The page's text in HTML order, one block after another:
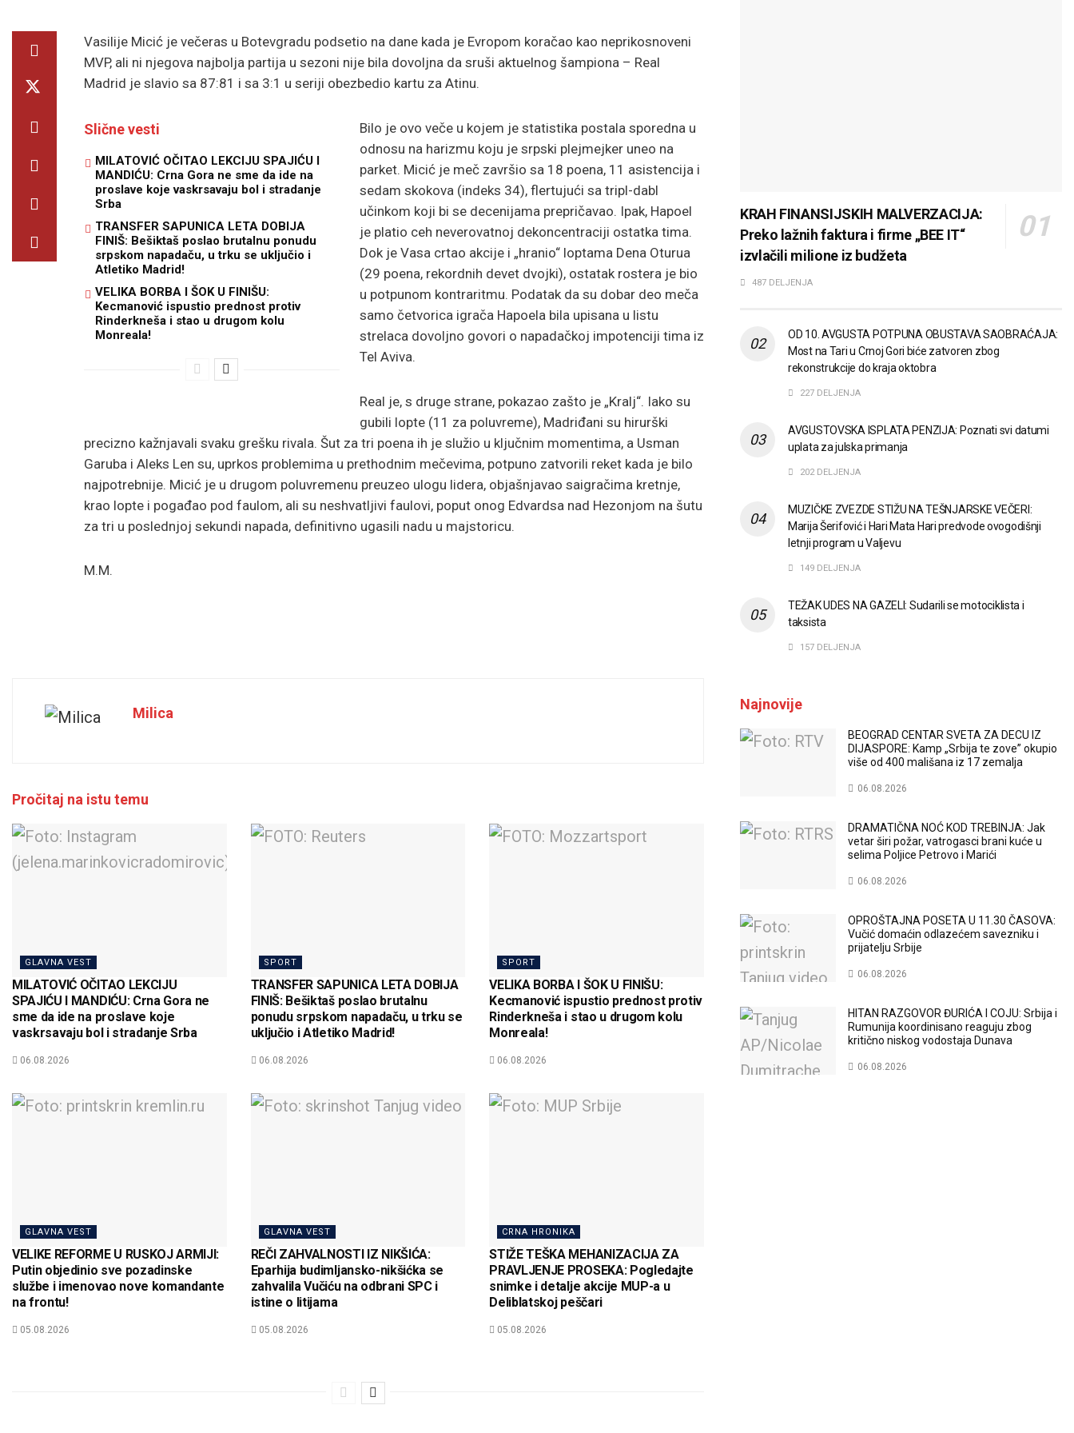
Vasilije Micić je večeras u Botevgradu podsetio na dane kada je Evropom koračao kao neprikosnoveni
MVP, ali ni njegova najbolja partija u sezoni nije bila dovoljna da sruši aktuelnog šampiona – Real
Madrid je slavio sa 87:81 i sa 3:1 u seriji obezbedio kartu za Atinu.
Slične vesti
MILATOVIĆ OČITAO LEKCIJU SPAJIĆU I
MANDIĆU: Crna Gora ne sme da ide na
proslave koje vaskrsavaju bol i stradanje
Srba
TRANSFER SAPUNICA LETA DOBIJA
FINIŠ: Bešiktaš poslao brutalnu ponudu
srpskom napadaču, u trku se uključio i
Atletiko Madrid!
VELIKA BORBA I ŠOK U FINIŠU:
Kecmanović ispustio prednost protiv
Rinderkneša i stao u drugom kolu
Monreala!
Bilo je ovo veče u kojem je statistika postala sporedna u
odnosu na harizmu koju je srpski plejmejker uneo na
parket. Micić je meč završio sa 18 poena, 11 asistencija i
sedam skokova (indeks 34), flertujući sa tripl-dabl
učinkom koji bi se decenijama prepričavao. Ipak, Hapoel
je platio ceh neverovatnoj dekoncentraciji ostatka tima.
Dok je Vasa crtao akcije i „hranio“ loptama Dena Oturua
(29 poena, rekordnih devet dvojki), ostatak rostera je bio
u potpunom kontraritmu. Podatak da su dobar deo meča
samo četvorica igrača Hapoela bila upisana u listu
strelaca dovoljno govori o napadačkoj impotenciji tima iz
Tel Aviva.
Real je, s druge strane, pokazao zašto je „Kralj“. Iako su
gubili lopte (11 za poluvreme), Madriđani su hirurški
precizno kažnjavali svaku grešku rivala. Šut za tri poena ih je služio u ključnim momentima, a Usman
Garuba i Aleks Len su, uprkos problemima u prethodnim mečevima, potpuno zatvorili reket kada je bilo
najpotrebnije. Micić je u drugom poluvremenu preuzeo ulogu lidera, objašnjavao saigračima kretnje,
krao lopte i pogađao pod faulom, ali su neshvatljivi faulovi, poput onog Edvardsa nad Hezonjom na šutu
za tri u poslednjoj sekundi napada, definitivno ugasili nadu u majstoricu.
M.M.
Milica
Pročitaj na istu temu
GLAVNA VEST
MILATOVIĆ OČITAO LEKCIJU
SPAJIĆU I MANDIĆU: Crna Gora ne
sme da ide na proslave koje
vaskrsavaju bol i stradanje Srba
06.08.2026
SPORT
TRANSFER SAPUNICA LETA DOBIJA
FINIŠ: Bešiktaš poslao brutalnu
ponudu srpskom napadaču, u trku se
uključio i Atletiko Madrid!
06.08.2026
SPORT
VELIKA BORBA I ŠOK U FINIŠU:
Kecmanović ispustio prednost protiv
Rinderkneša i stao u drugom kolu
Monreala!
06.08.2026
GLAVNA VEST
VELIKE REFORME U RUSKOJ ARMIJI:
Putin objedinio sve pozadinske
službe i imenovao nove komandante
na frontu!
05.08.2026
GLAVNA VEST
REČI ZAHVALNOSTI IZ NIKŠIĆA:
Eparhija budimljansko-nikšićka se
zahvalila Vučiću na odbrani SPC i
istine o litijama
05.08.2026
CRNA HRONIKA
STIŽE TEŠKA MEHANIZACIJA ZA
PRAVLJENJE PROSEKA: Pogledajte
snimke i detalje akcije MUP-a u
Deliblatskoj peščari
05.08.2026
KRAH FINANSIJSKIH MALVERZACIJA:
Preko lažnih faktura i firme „BEE IT“
izvlačili milione iz budžeta
487 DELJENJA
OD 10. AVGUSTA POTPUNA OBUSTAVA SAOBRAĆAJA:
Most na Tari u Crnoj Gori biće zatvoren zbog
rekonstrukcije do kraja oktobra
227 DELJENJA
AVGUSTOVSKA ISPLATA PENZIJA: Poznati svi datumi
uplata za julska primanja
202 DELJENJA
MUZIČKE ZVEZDE STIŽU NA TEŠNJARSKE VEČERI:
Marija Šerifović i Hari Mata Hari predvode ovogodišnji
letnji program u Valjevu
149 DELJENJA
TEŽAK UDES NA GAZELI: Sudarili se motociklista i
taksista
157 DELJENJA
Najnovije
BEOGRAD CENTAR SVETA ZA DECU IZ
DIJASPORE: Kamp „Srbija te zove” okupio
više od 400 mališana iz 17 zemalja
06.08.2026
DRAMATIČNA NOĆ KOD TREBINJA: Jak
vetar širi požar, vatrogasci brani kuće u
selima Poljice Petrovo i Marići
06.08.2026
OPROŠTAJNA POSETA U 11.30 ČASOVA:
Vučić domaćin odlazećem savezniku i
prijatelju Srbije
06.08.2026
HITAN RAZGOVOR ĐURIĆA I COJU: Srbija i
Rumunija koordinisano reaguju zbog
kritično niskog vodostaja Dunava
06.08.2026